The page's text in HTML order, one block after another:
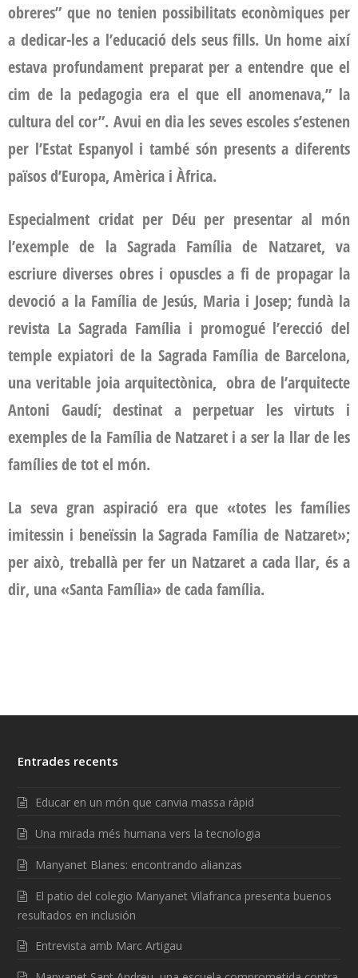
obreres” que no tenien possibilitats econòmiques per
a dedicar-les a l’educació dels seus fills. Un home així
estava profundament preparat per a entendre que el
cim de la pedagogia era el que ell anomenava,” la
cultura del cor”. Avui en dia les seves escoles s’estenen
per l’Estat Espanyol i també són presents a diferents
països d’Europa, Amèrica i Àfrica.
Especialment cridat per Déu per presentar al món
l’exemple de la Sagrada Família de Natzaret, va
escriure diverses obres i opuscles a fi de propagar la
devoció a la Família de Jesús, Maria i Josep; fundà la
revista La Sagrada Família i promogué l’erecció del
temple expiatori de la Sagrada Família de Barcelona,
una veritable joia arquitectònica, obra de l’arquitecte
Antoni Gaudí; destinat a perpetuar les virtuts i
exemples de la Família de Natzaret i a ser la llar de les
famílies de tot el món.
La seva gran aspiració era que «totes les famílies
imitessin i beneïssin la Sagrada Família de Natzaret»;
per això, treballà per fer un Natzaret a cada llar, és a
dir, una «Santa Família» de cada família.
Entrades recents
Educar en un món que canvia massa ràpid
Una mirada més humana vers la tecnologia
Manyanet Blanes: encontrando alianzas
El patio del colegio Manyanet Vilafranca presenta buenos
resultados en inclusión
Entrevista amb Marc Artigau